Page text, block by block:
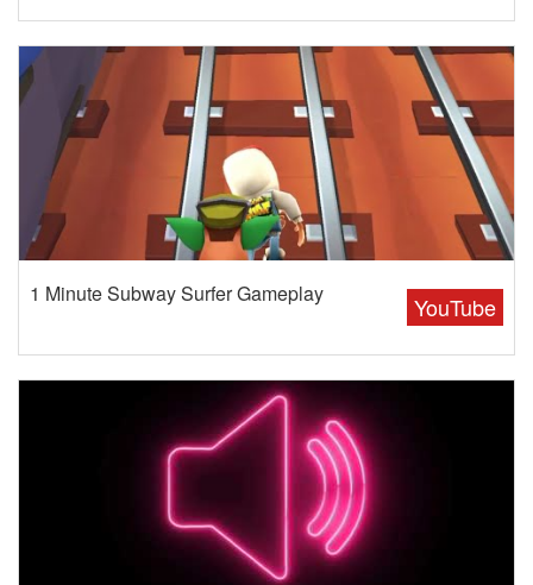
YouTube
1 Minute Subway Surfer Gameplay